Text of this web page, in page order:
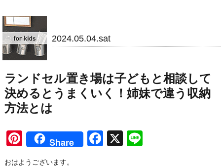
2024.05.04.sat
ランドセル置き場は子どもと相談して
決めるとうまくいく！姉妹で違う収納
方法とは
Pinterest
Share Facebook
X
おはようございます。